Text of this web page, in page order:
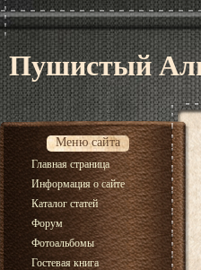
Пушистый
Меню сайта
Главная страница
Информация о сайте
Каталог статей
Форум
Фотоальбомы
Гостевая книга